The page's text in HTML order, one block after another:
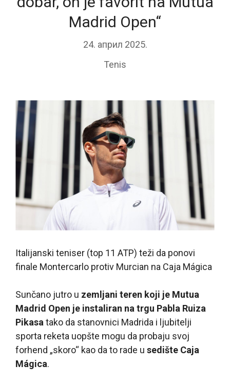
Madrid Open“
24. април 2025.
Tenis
Italijanski teniser (top 11 ATP) teži da ponovi
finale Montercarlo protiv Murcian na Caja Mágica
Sunčano jutro u zemljani teren koji je Mutua
Madrid Open je instaliran na trgu Pabla Ruiza
Pikasa tako da stanovnici Madrida i ljubitelji
sporta reketa uopšte mogu da probaju svoj
forhend „skoro“ kao da to rade u sedište Caja
Mágica.